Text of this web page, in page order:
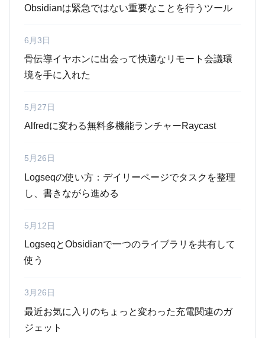
Obsidianは緊急ではない重要なことを行うツール
6月3日
骨伝導イヤホンに出会って快適なリモート会議環
境を手に入れた
5月27日
Alfredに変わる無料多機能ランチャーRaycast
5月26日
Logseqの使い方：デイリーページでタスクを整理
し、書きながら進める
5月12日
LogseqとObsidianで一つのライブラリを共有して
使う
3月26日
最近お気に入りのちょっと変わった充電関連のガ
ジェット